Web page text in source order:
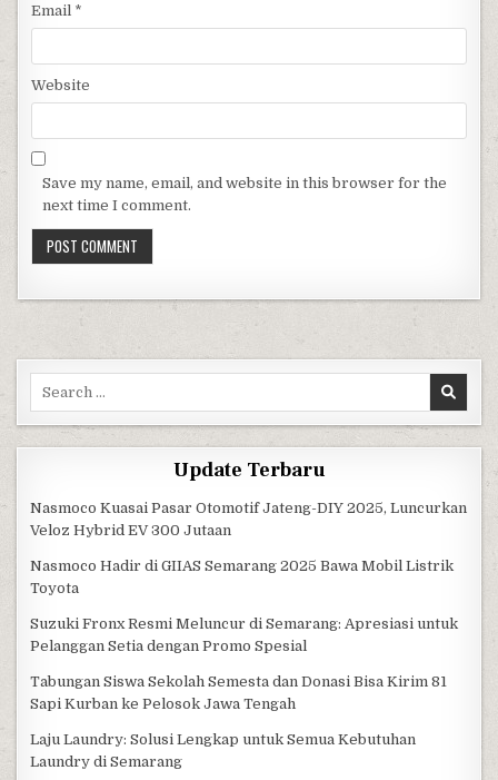
Email *
Website
Save my name, email, and website in this browser for the
next time I comment.
Update Terbaru
Nasmoco Kuasai Pasar Otomotif Jateng-DIY 2025, Luncurkan
Veloz Hybrid EV 300 Jutaan
Nasmoco Hadir di GIIAS Semarang 2025 Bawa Mobil Listrik
Toyota
Suzuki Fronx Resmi Meluncur di Semarang: Apresiasi untuk
Pelanggan Setia dengan Promo Spesial
Tabungan Siswa Sekolah Semesta dan Donasi Bisa Kirim 81
Sapi Kurban ke Pelosok Jawa Tengah
Laju Laundry: Solusi Lengkap untuk Semua Kebutuhan
Laundry di Semarang